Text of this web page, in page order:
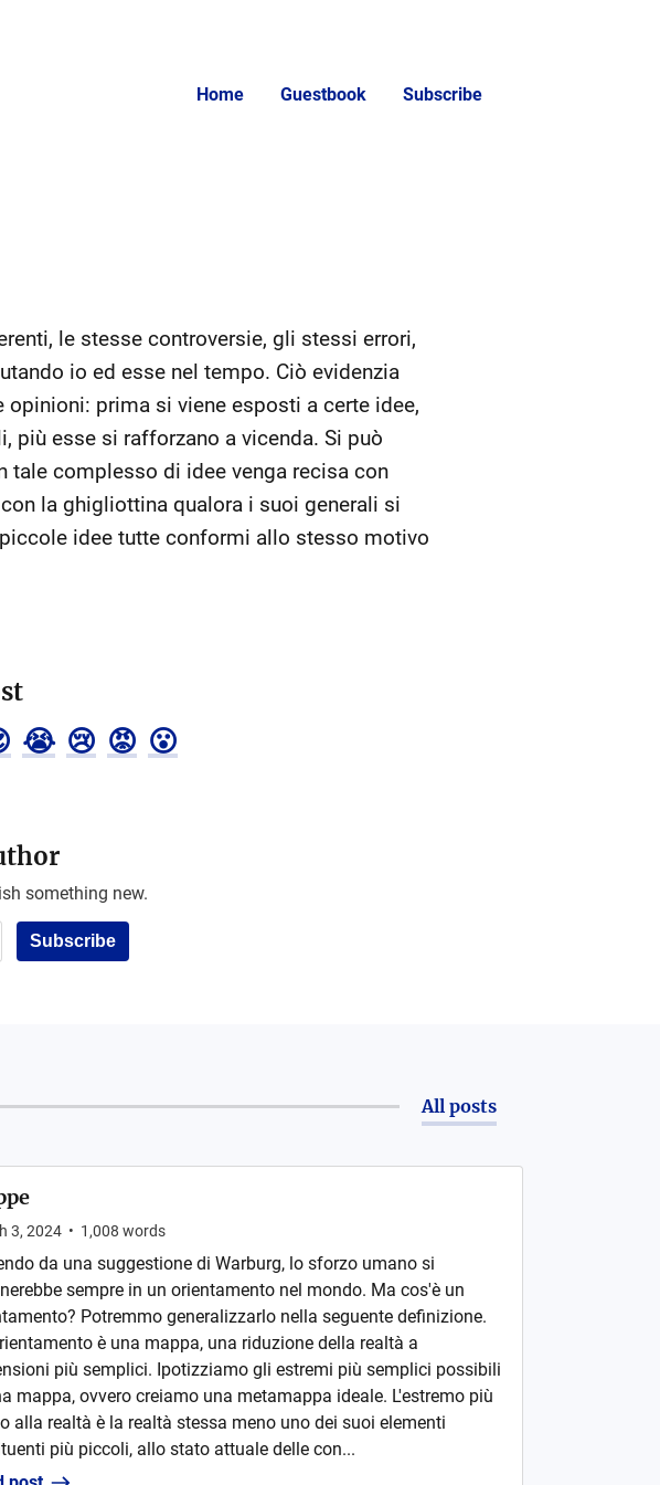
Home Guestbook Subscribe
le stesse controversie, gli stessi errori,
io ed esse nel tempo. Ciò evidenzia
prima si viene esposti a certe idee,
più esse si rafforzano a vicenda. Si può
tale complesso di idee venga recisa con
la ghigliottina qualora i suoi generali si
idee tutte conformi allo stesso motivo
😭 😢 😡 😮
something new.
Subscribe
All posts
3, 2024 • 1,008 words
da una suggestione di Warburg, lo sforzo umano si
sempre in un orientamento nel mondo. Ma cos'è un
Potremmo generalizzarlo nella seguente definizione.
è una mappa, una riduzione della realtà a
più semplici. Ipotizziamo gli estremi più semplici possibili
mappa, ovvero creiamo una metamappa ideale. L'estremo più
alla realtà è la realtà stessa meno uno dei suoi elementi
più piccoli, allo stato attuale delle con...